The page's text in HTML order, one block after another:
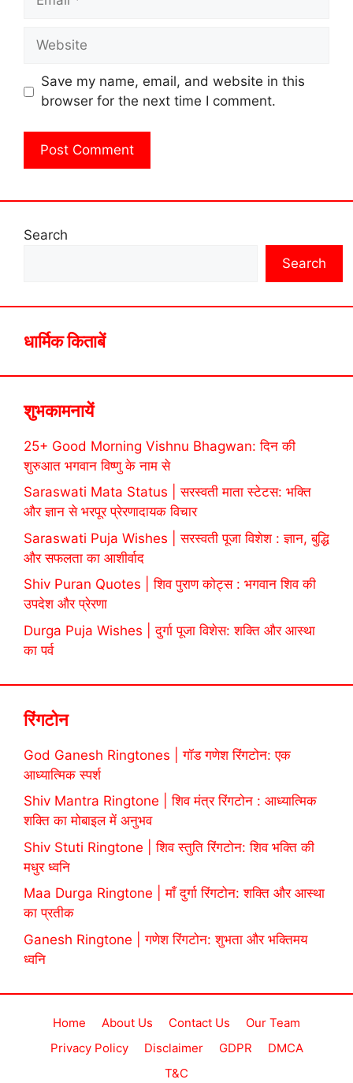
Website
Save my name, email, and website in this
browser for the next time I comment.
Search
Search
धार्मिक किताबें
शुभकामनायें
25+ Good Morning Vishnu Bhagwan: दिन की
शुरुआत भगवान विष्णु के नाम से
Saraswati Mata Status | सरस्वती माता स्टेटस: भक्ति
और ज्ञान से भरपूर प्रेरणादायक विचार
Saraswati Puja Wishes | सरस्वती पूजा विशेश : ज्ञान, बुद्धि
और सफलता का आशीर्वाद
Shiv Puran Quotes | शिव पुराण कोट्स : भगवान शिव की
उपदेश और प्रेरणा
Durga Puja Wishes | दुर्गा पूजा विशेस: शक्ति और आस्था
का पर्व
रिंगटोन
God Ganesh Ringtones | गॉड गणेश रिंगटोन: एक
आध्यात्मिक स्पर्श
Shiv Mantra Ringtone | शिव मंत्र रिंगटोन : आध्यात्मिक
शक्ति का मोबाइल में अनुभव
Shiv Stuti Ringtone | शिव स्तुति रिंगटोन: शिव भक्ति की
मधुर ध्वनि
Maa Durga Ringtone | माँ दुर्गा रिंगटोन: शक्ति और आस्था
का प्रतीक
Ganesh Ringtone | गणेश रिंगटोन: शुभता और भक्तिमय
ध्वनि
Home About Us Contact Us
Our Team
Privacy Policy
Disclaimer GDPR
DMCA
T&C